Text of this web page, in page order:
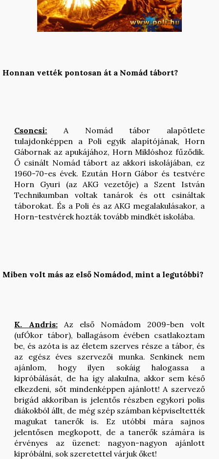
Honnan vették pontosan át a Nomád tábort?
Csoncsi:
A Nomád tábor alapötlete
tulajdonképpen a Poli egyik alapítójának, Horn
Gábornak az apukájához, Horn Miklóshoz fűződik.
Ő csinált Nomád tábort az akkori iskolájában, ez
1960-70-es évek. Ezután Horn Gábor és testvére
Horn Gyuri (az AKG vezetője) a Szent István
Technikumban voltak tanárok és ott csináltak
táborokat. És a Poli és az AKG megalakulásakor, a
Horn-testvérek hozták tovább mindkét iskolába.
Miben volt más az első Nomádod, mint a legutóbbi?
K. Andris:Az első Nomádom 2009-ben volt
(ufÓkor tábor), ballagásom évében csatlakoztam
be, és azóta is az életem szerves része a tábor, és
az egész éves szervezői munka. Senkinek nem
ajánlom, hogy ilyen sokáig halogassa a
kipróbálását, de ha így alakulna, akkor sem késő
elkezdeni, sőt mindenképpen ajánlott! A szervező
brigád akkoriban is jelentős részben egykori polis
diákokból állt, de még szép számban képviseltették
magukat tanerők is. Ez utóbbi mára sajnos
jelentősen megkopott, de a tanerők számára is
érvényes az üzenet: nagyon-nagyon ajánlott
kipróbálni, sok szeretettel várjuk őket!